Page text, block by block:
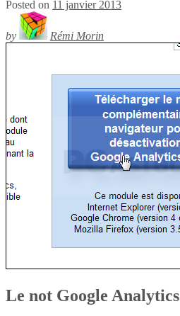
Posted on 11 janvier 2013
by Rémi Morin
Le not Google Analytics